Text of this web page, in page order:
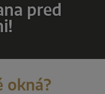
pred
okná?